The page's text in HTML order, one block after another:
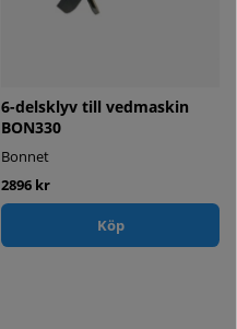
6-delsklyv till vedmaskin
BON330
Bonnet
2896 kr
Köp